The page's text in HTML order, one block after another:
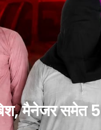
मैनेजर समेत 5